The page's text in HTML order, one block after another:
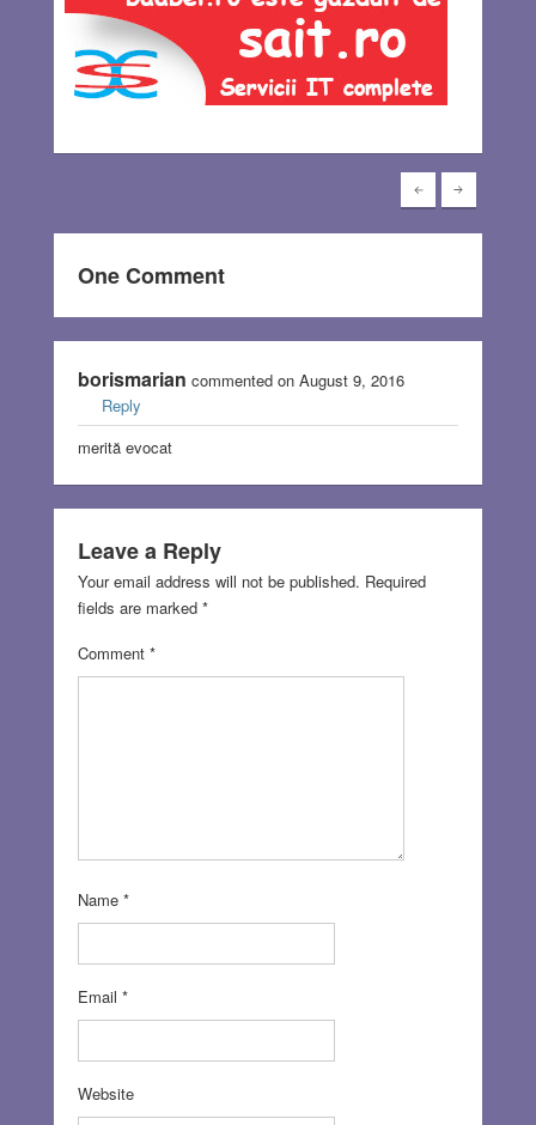
One Comment
borismarian commented on August 9, 2016
Reply
merită evocat
Leave a Reply
Your email address will not be published. Required
fields are marked *
Comment *
Name *
Email *
Website